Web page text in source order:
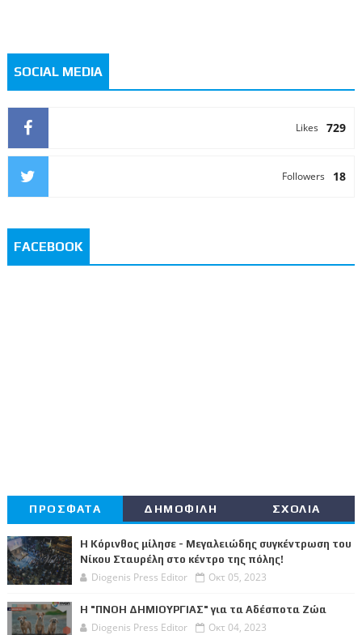
SOCIAL MEDIA
729
Likes
18
Followers
FACEBOOK
ΠΡΟΣΦΑΤΑ ΔΗΜΟΦΙΛΗ ΣΧΟΛΙΑ
Η Κόρινθος μίλησε - Μεγαλειώδης συγκέντρωση του
Νίκου Σταυρέλη στο κέντρο της πόλης!
Diogenis Press Editor Οκτ 05, 2023
Η "ΠΝΟΗ ΔΗΜΙΟΥΡΓΙΑΣ" για τα Αδέσποτα Ζώα
Diogenis Press Editor Οκτ 04, 2023